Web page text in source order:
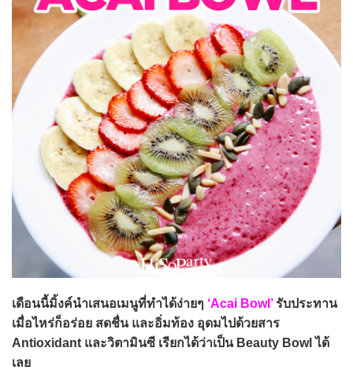
เดือนนี้มิ้งค์นำเสนอเมนูที่ทำได้ง่ายๆ ‘Acai Bowl’รับประทาน
เมื่อไหร่ก็อร่อย สดชื่น และอิ่มท้อง อุดมไปด้วยสาร
Antioxidant และวิตามินซี เรียกได้ว่าเป็น Beauty Bowl ได้
เลย